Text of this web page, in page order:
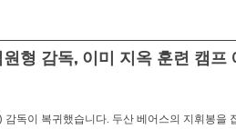
형 감독, 이미 지옥 훈련 캠프
독이 복귀했습니다. 두산 베어스의 지휘봉을